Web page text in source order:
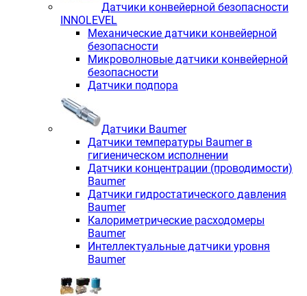
Датчики конвейерной безопасности
INNOLEVEL
Механические датчики конвейерной
безопасности
Микроволновые датчики конвейерной
безопасности
Датчики подпора
Датчики Baumer
Датчики температуры Baumer в
гигиеническом исполнении
Датчики концентрации (проводимости)
Baumer
Датчики гидростатического давления
Baumer
Калориметрические расходомеры
Baumer
Интеллектуальные датчики уровня
Baumer